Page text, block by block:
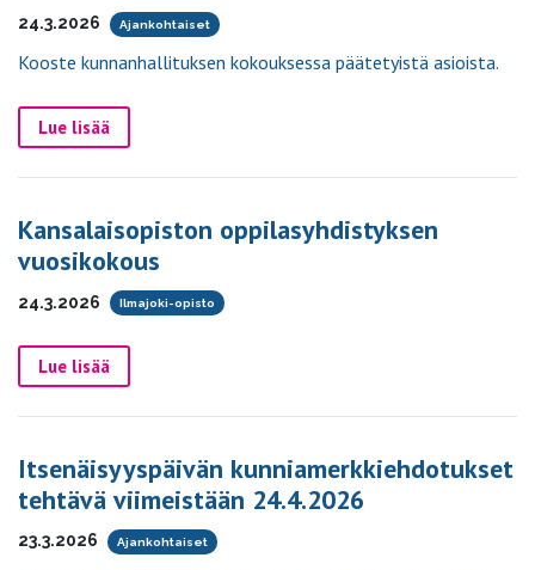
24.3.2026 Ajankohtaiset
Kooste kunnanhallituksen kokouksessa päätetyistä asioista.
Lue lisää
Kansalaisopiston oppilasyhdistyksen
vuosikokous
24.3.2026 Ilmajoki-opisto
Lue lisää
Itsenäisyyspäivän kunniamerkkiehdotukset
tehtävä viimeistään 24.4.2026
23.3.2026 Ajankohtaiset